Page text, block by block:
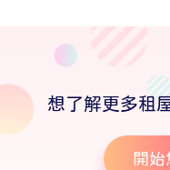
想了解更多租
開